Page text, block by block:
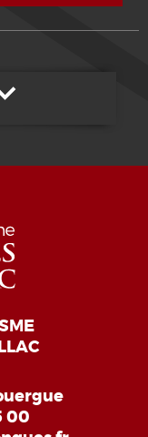
00